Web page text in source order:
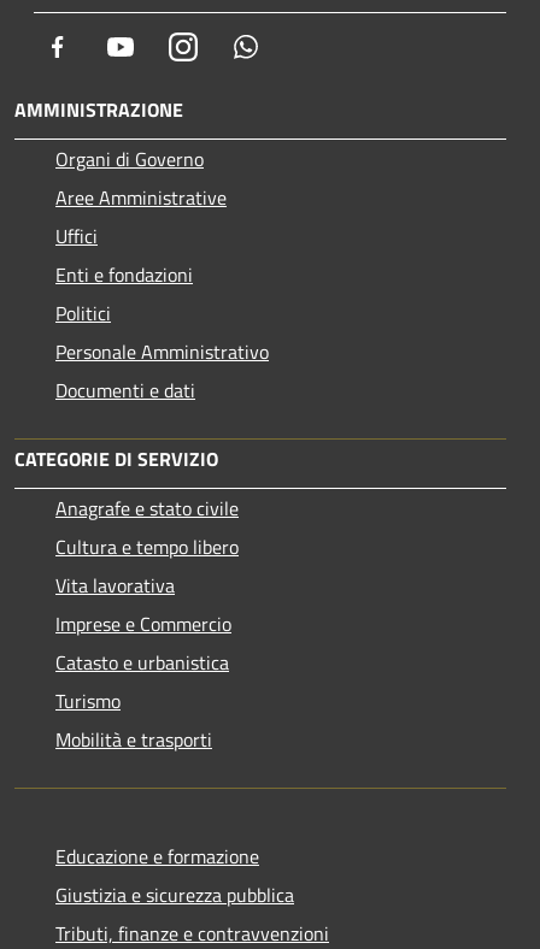
Facebook YoutubeInstagram
AMMINISTRAZIONE
Organi di Governo
Aree Amministrative
Uffici
Enti e fondazioni
Politici
Personale Amministrativo
Documenti e dati
CATEGORIE DI SERVIZIO
Anagrafe e stato civile
Cultura e tempo libero
Vita lavorativa
Imprese e Commercio
Catasto e urbanistica
Turismo
Mobilità e trasporti
Educazione e formazione
Giustizia e sicurezza pubblica
Tributi, finanze e contravvenzioni